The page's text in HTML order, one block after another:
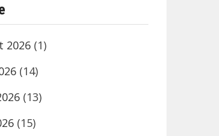
2026 (1)
(14)
(13)
(15)